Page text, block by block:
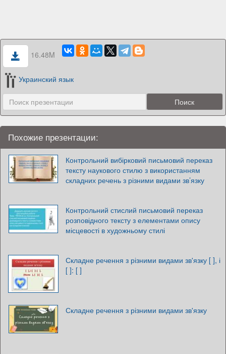
16.48M
Украинский язык
Похожие презентации:
Контрольний вибірковий письмовий переказ
тексту наукового стилю з використанням
складних речень з різними видами зв’язку
Контрольний стислий письмовий переказ
розповідного тексту з елементами опису
місцевості в художньому стилі
Складне речення з різними видами зв'язку [ ], і
[ ]: [ ]
Складне речення з різними видами зв'язку